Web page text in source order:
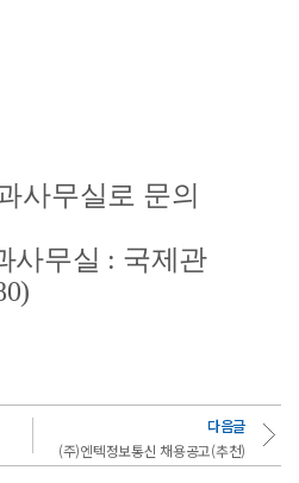
사무실로 문의
사무실 : 국제관
다음글
(주)엔텍정보통신 채용공고(추천)